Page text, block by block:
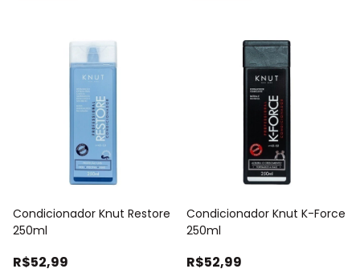
Condicionador Knut Restore
250ml
R$52,99
Condicionador Knut K-Force
250ml
R$52,99